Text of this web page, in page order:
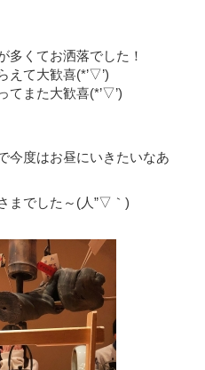
多くてお洒落でした！
えて大歓喜(*’▽’)
てまた大歓喜(*’▽’)
今度はお昼にいきたいなあ
までした～(人”▽｀)